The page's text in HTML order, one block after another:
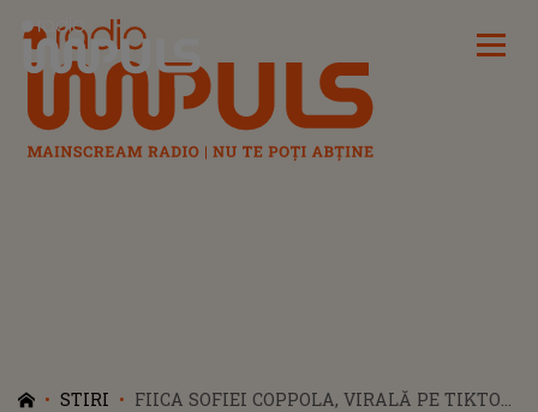
Radio Impuls
STIRI
FIICA SOFIEI COPPOLA, VIRALĂ PE TIKTOK